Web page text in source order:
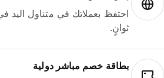
احتفظ بعملاتك في متناول اليد
ثوانٍ.
بطاقة خصم مباشر دولية